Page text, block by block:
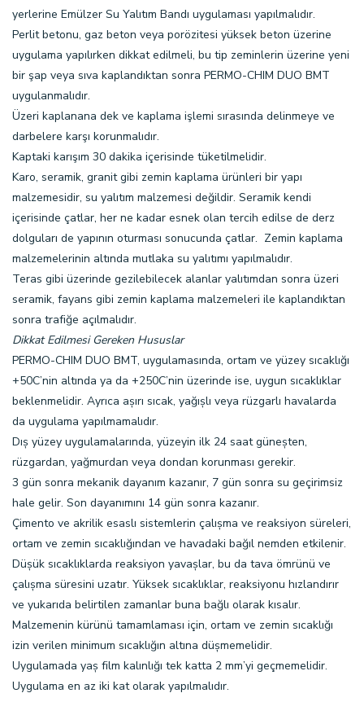
yerlerine Emülzer Su Yalıtım Bandı uygulaması yapılmalıdır.
Perlit betonu, gaz beton veya porözitesi yüksek beton üzerine
uygulama yapılırken dikkat edilmeli, bu tip zeminlerin üzerine yeni
bir şap veya sıva kaplandıktan sonra PERMO-CHIM DUO BMT
uygulanmalıdır.
Üzeri kaplanana dek ve kaplama işlemi sırasında delinmeye ve
darbelere karşı korunmalıdır.
Kaptaki karışım 30 dakika içerisinde tüketilmelidir.
Karo, seramik, granit gibi zemin kaplama ürünleri bir yapı
malzemesidir, su yalıtım malzemesi değildir. Seramik kendi
içerisinde çatlar, her ne kadar esnek olan tercih edilse de derz
dolguları de yapının oturması sonucunda çatlar. Zemin kaplama
malzemelerinin altında mutlaka su yalıtımı yapılmalıdır.
Teras gibi üzerinde gezilebilecek alanlar yalıtımdan sonra üzeri
seramik, fayans gibi zemin kaplama malzemeleri ile kaplandıktan
sonra trafiğe açılmalıdır.
Dikkat Edilmesi Gereken Hususlar
PERMO-CHIM DUO BMT, uygulamasında, ortam ve yüzey sıcaklığı
+50C’nin altında ya da +250C’nin üzerinde ise, uygun sıcaklıklar
beklenmelidir. Ayrıca așırı sıcak, yağıșlı veya rüzgarlı havalarda
da uygulama yapılmamalıdır.
Dıș yüzey uygulamalarında, yüzeyin ilk 24 saat güneșten,
rüzgardan, yağmurdan veya dondan korunması gerekir.
3 gün sonra mekanik dayanım kazanır, 7 gün sonra su geçirimsiz
hale gelir. Son dayanımını 14 gün sonra kazanır.
Çimento ve akrilik esaslı sistemlerin çalıșma ve reaksiyon süreleri,
ortam ve zemin sıcaklığından ve havadaki bağıl nemden etkilenir.
Düșük sıcaklıklarda reaksiyon yavașlar, bu da tava ömrünü ve
çalıșma süresini uzatır. Yüksek sıcaklıklar, reaksiyonu hızlandırır
ve yukarıda belirtilen zamanlar buna bağlı olarak kısalır.
Malzemenin kürünü tamamlaması için, ortam ve zemin sıcaklığı
izin verilen minimum sıcaklığın altına düșmemelidir.
Uygulamada yaș film kalınlığı tek katta 2 mm’yi geçmemelidir.
Uygulama en az iki kat olarak yapılmalıdır.